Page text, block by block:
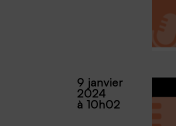
9 janvier
2024
à 10h02